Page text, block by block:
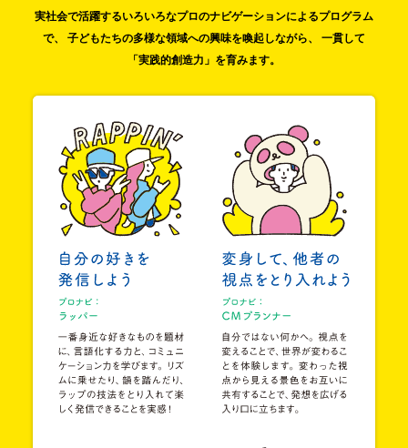
実社会で活躍するいろいろなプロのナビゲーションによるプログラム
で、
子どもたちの多様な領域への興味を喚起しながら、
一貫して
「実践的創造力」を育みます。